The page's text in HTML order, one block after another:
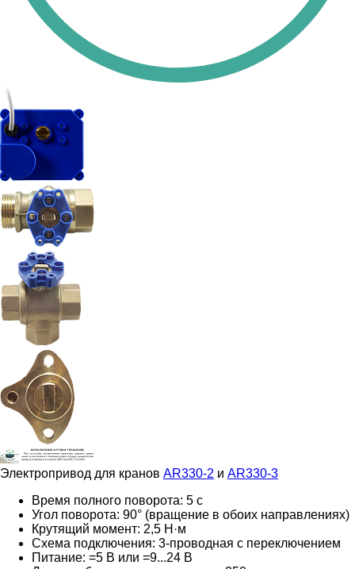
Электропривод для кранов AR330-2 и AR330-3
Время полного поворота: 5 с
Угол поворота: 90° (вращение в обоих направлениях)
Крутящий момент: 2,5 Н·м
Схема подключения: 3-проводная c переключением
Питание: =5 В или =9...24 В